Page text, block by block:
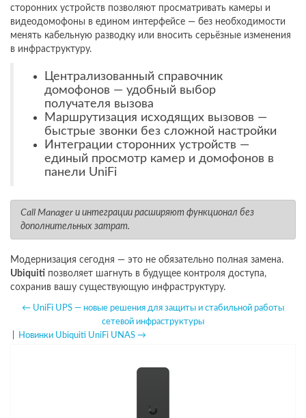
сторонних устройств позволяют просматривать камеры и
видеодомофоны в едином интерфейсе — без необходимости
менять кабельную разводку или вносить серьёзные изменения
в инфраструктуру.
Централизованный справочник
домофонов — удобный выбор
получателя вызова
Маршрутизация исходящих вызовов —
быстрые звонки без сложной настройки
Интеграции сторонних устройств —
единый просмотр камер и домофонов в
панели UniFi
Call Manager и интеграции расширяют функционал без
дополнительных затрат.
Модернизация сегодня — это не обязательно полная замена.
Ubiquiti позволяет шагнуть в будущее контроля доступа,
сохранив вашу существующую инфраструктуру.
← UniFi UPS — новые решения для защиты и стабильной работы
сетевой инфраструктуры
Новинки Ubiquiti UniFi UNAS →